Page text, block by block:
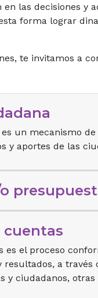
las decisiones
forma lograr
te invitamos a
un mecanismo
y aportes de las
cuentas
es el proceso
a
y ciudadanos,